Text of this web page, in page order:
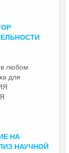
в любом
для
НА
НАУЧНОЙ